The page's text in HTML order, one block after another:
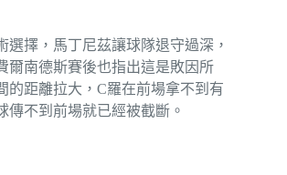
選擇，馬丁尼茲讓球隊退守過深，
爾南德斯賽後也指出這是敗因所
的距離拉大，C羅在前場拿不到有
傳不到前場就已經被截斷。